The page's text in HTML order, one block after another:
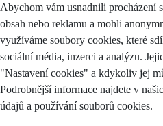
Abychom vám usnadnili procházení
obsah nebo reklamu a mohli
využíváme soubory cookies, které
sociální média, inzerci a analýzu.
"Nastavení cookies" a kdykoliv jej
Podrobnější informace najdete v
údajů a používání souborů cookies.